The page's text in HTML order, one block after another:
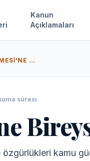
Kanun
Açıklamaları
ANAYASA MAHKEMESI'NE BIREYSEL BAŞVURU NEDIR?
süresi
kamu